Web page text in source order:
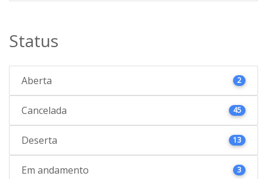
Status
Aberta 2
Cancelada 45
Deserta 13
Em andamento 3